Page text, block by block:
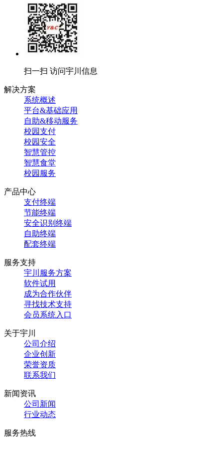
扫一扫 访问宇川信息
解决方案
系统概述
平台&基础应用
自助&移动服务
校园支付
校园安全
智慧管控
智慧食堂
校园服务
产品中心
支付终端
节能终端
安全识别终端
自助终端
配套终端
服务支持
宇川服务方案
软件试用
成为合作伙伴
寻找技术支持
会员系统入口
关于宇川
公司介绍
企业创新
荣誉资质
联系我们
新闻资讯
公司新闻
行业动态
服务热线